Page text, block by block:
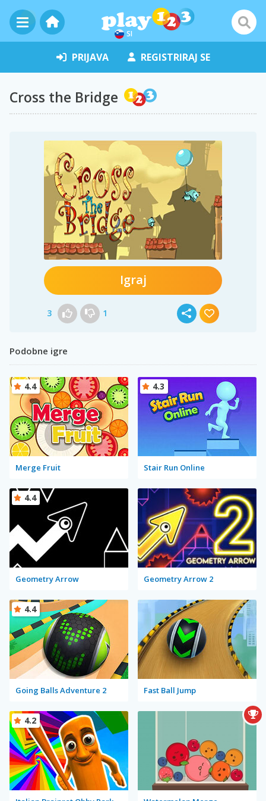
SI
PRIJAVA REGISTRIRAJ SE
Cross the Bridge
Igraj
3 1
Podobne igre
Merge Fruit
4.4
Stair Run Online
4.3
Geometry Arrow
4.4
Geometry Arrow 2
Going Balls Adventure 2
4.4
Fast Ball Jump
4.2